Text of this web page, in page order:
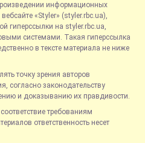
информационных
«Styler» (styler.rbc.ua),
гиперссылки на styler.rbc.ua,
системами. Такая гиперссылка
в тексте материала не ниже
точку зрения авторов
согласно законодательству
и доказыванию их правдивости.
требованиям
ответственность несет